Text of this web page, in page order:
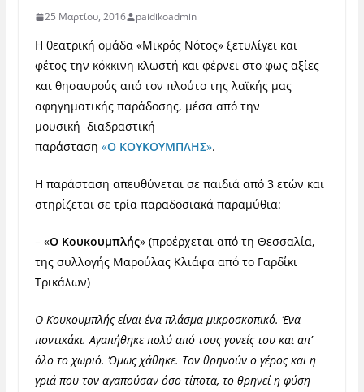
25 Μαρτίου, 2016 paidikoadmin
Η θεατρική ομάδα «Μικρός Νότος» ξετυλίγει και
φέτος την κόκκινη κλωστή και φέρνει στο φως αξίες
και θησαυρούς από τον πλούτο της λαϊκής μας
αφηγηματικής παράδοσης, μέσα από την
μουσική διαδραστική
παράσταση «ΟΚΟΥΚΟΥΜΠΛΗΣ».
Η παράσταση απευθύνεται σε παιδιά από 3 ετών και
στηρίζεται σε τρία παραδοσιακά παραμύθια:
– «Ο Κουκουμπλής» (προέρχεται από τη Θεσσαλία,
της συλλογής Μαρούλας Κλιάφα από το Γαρδίκι
Τρικάλων)
Ο Κουκουμπλής είναι ένα πλάσμα μικροσκοπικό. Ένα
ποντικάκι. Αγαπήθηκε πολύ από τους γονείς του και απ’
όλο το χωριό. Όμως χάθηκε. Τον θρηνούν ο γέρος και η
γριά που τον αγαπούσαν όσο τίποτα, το θρηνεί η φύση